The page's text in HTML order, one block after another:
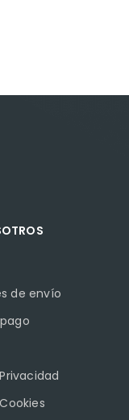
de envío